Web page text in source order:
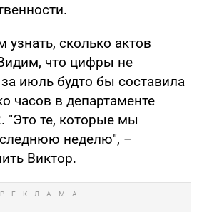
сколько актов
что цифры не
июль будто бы составила
часов в департаменте
"Это те, которые мы
неделю", –
Виктор.